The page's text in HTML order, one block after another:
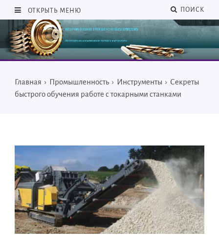
ОТКРЫТЬ МЕНЮ ПОИСК
Главная › Промышленность › Инструменты › Секреты
быстрого обучения работе с токарными станками